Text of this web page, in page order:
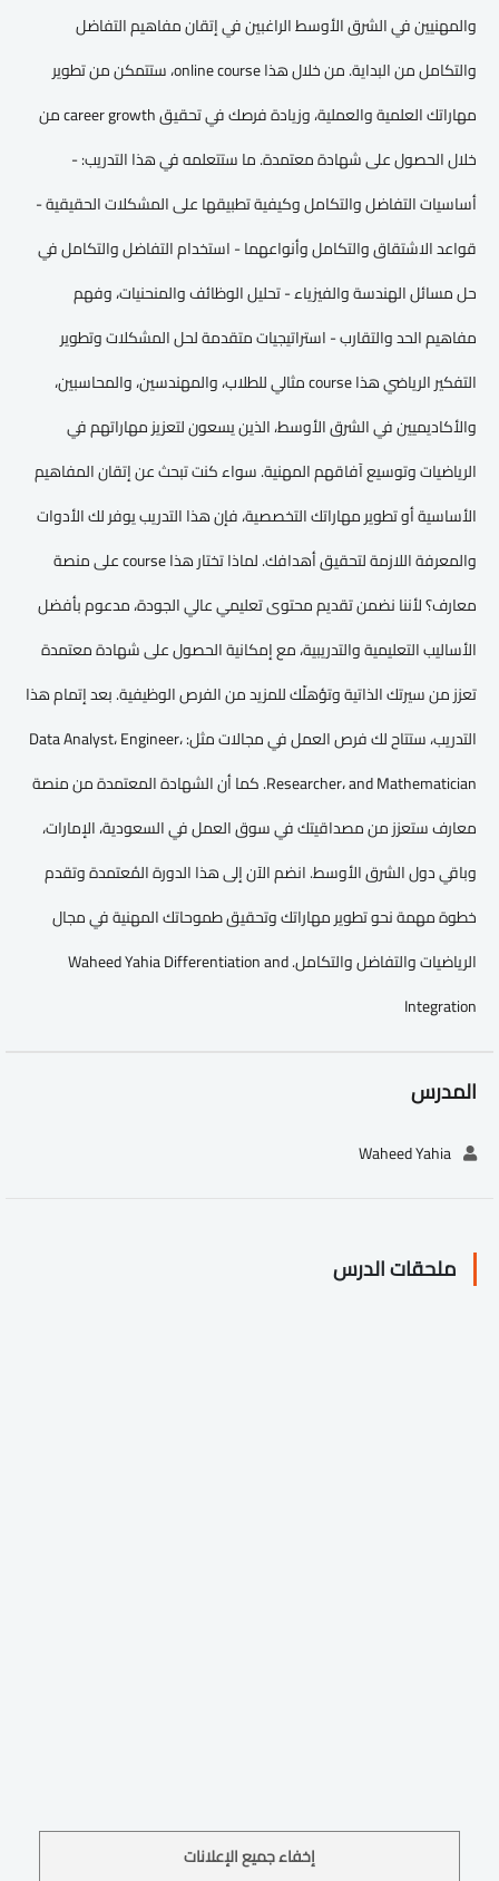
والمهنيين في الشرق الأوسط الراغبين في إتقان مفاهيم التفاضل
والتكامل من البداية. من خلال هذا online course، ستتمكن من تطوير
مهاراتك العلمية والعملية، وزيادة فرصك في تحقيق career growth من
خلال الحصول على شهادة معتمدة. ما ستتعلمه في هذا التدريب: -
أساسيات التفاضل والتكامل وكيفية تطبيقها على المشكلات الحقيقية -
قواعد الاشتقاق والتكامل وأنواعهما - استخدام التفاضل والتكامل في
حل مسائل الهندسة والفيزياء - تحليل الوظائف والمنحنيات، وفهم
مفاهيم الحد والتقارب - استراتيجيات متقدمة لحل المشكلات وتطوير
التفكير الرياضي هذا course مثالي للطلاب، والمهندسين، والمحاسبين،
والأكاديميين في الشرق الأوسط، الذين يسعون لتعزيز مهاراتهم في
الرياضيات وتوسيع آفاقهم المهنية. سواء كنت تبحث عن إتقان المفاهيم
الأساسية أو تطوير مهاراتك التخصصية، فإن هذا التدريب يوفر لك الأدوات
والمعرفة اللازمة لتحقيق أهدافك. لماذا تختار هذا course على منصة
معارف؟ لأننا نضمن تقديم محتوى تعليمي عالي الجودة، مدعوم بأفضل
الأساليب التعليمية والتدريبية، مع إمكانية الحصول على شهادة معتمدة
تعزز من سيرتك الذاتية وتؤهلّك للمزيد من الفرص الوظيفية. بعد إتمام هذا
التدريب، ستتاح لك فرص العمل في مجالات مثل: Data Analyst، Engineer،
Researcher، and Mathematician. كما أن الشهادة المعتمدة من منصة
معارف ستعزز من مصداقيتك في سوق العمل في السعودية، الإمارات،
وباقي دول الشرق الأوسط. انضم الآن إلى هذا الدورة المُعتمدة وتقدم
خطوة مهمة نحو تطوير مهاراتك وتحقيق طموحاتك المهنية في مجال
الرياضيات والتفاضل والتكامل. Waheed Yahia Differentiation and
Integration
المدرس
ملحقات الدرس
إخفاء جميع الإعلانات